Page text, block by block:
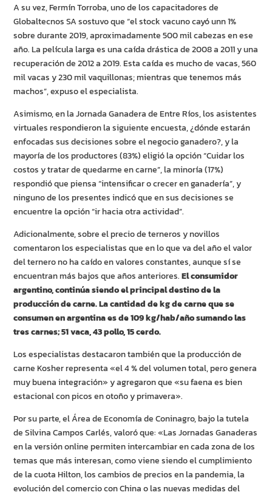
A su vez, Fermín Torroba, uno de los capacitadores de
Globaltecnos SA sostuvo que “el stock vacuno cayó unn 1%
sobre durante 2019, aproximadamente 500 mil cabezas en ese
año. La película larga es una caída drástica de 2008 a 2011 y una
recuperación de 2012 a 2019. Esta caída es mucho de vacas, 560
mil vacas y 230 mil vaquillonas; mientras que tenemos más
machos”, expuso el especialista.
Asimismo, en la Jornada Ganadera de Entre Ríos, los asistentes
virtuales respondieron la siguiente encuesta, ¿dónde estarán
enfocadas sus decisiones sobre el negocio ganadero?, y la
mayoría de los productores (83%) eligió la opción “Cuidar los
costos y tratar de quedarme en carne”, la minoría (17%)
respondió que piensa “intensificar o crecer en ganadería”, y
ninguno de los presentes indicó que en sus decisiones se
encuentre la opción “ir hacia otra actividad”.
Adicionalmente, sobre el precio de terneros y novillos
comentaron los especialistas que en lo que va del año el valor
del ternero no ha caído en valores constantes, aunque sí se
encuentran más bajos que años anteriores.El consumidor
argentino, continúa siendo el principal destino de la
producción de carne.La cantidad de kg de carne que se
consumen en argentina es de 109 kg/hab/año sumando las
tres carnes; 51 vaca, 43 pollo, 15 cerdo.
Los especialistas destacaron también que la producción de
carne Kosher representa «el 4 % del volumen total, pero genera
muy buena integración» y agregaron que «su faena es bien
estacional con picos en otoño y primavera».
Por su parte, el Área de Economía de Coninagro, bajo la tutela
de Silvina Campos Carlés, valoró que: «Las Jornadas Ganaderas
en la versión online permiten intercambiar en cada zona de los
temas que más interesan, como viene siendo el cumplimiento
de la cuota Hilton, los cambios de precios en la pandemia, la
evolución del comercio con China o las nuevas medidas del